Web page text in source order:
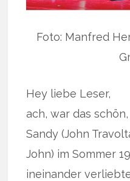
Foto: Manfred
Hey liebe Leser,
ach, war das
Sandy (John
John) im Sommer
ineinander